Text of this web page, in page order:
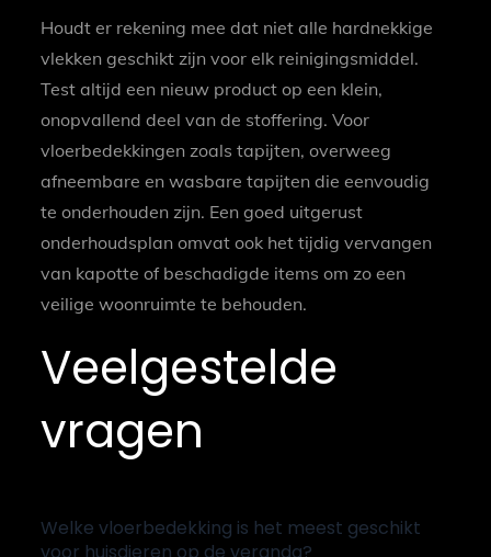
Houdt er rekening mee dat niet alle hardnekkige
vlekken geschikt zijn voor elk reinigingsmiddel.
Test altijd een nieuw product op een klein,
onopvallend deel van de stoffering. Voor
vloerbedekkingen zoals tapijten, overweeg
afneembare en wasbare tapijten die eenvoudig
te onderhouden zijn. Een goed uitgerust
onderhoudsplan omvat ook het tijdig vervangen
van kapotte of beschadigde items om zo een
veilige woonruimte te behouden.
Veelgestelde
vragen
Welke vloerbedekking is het meest geschikt